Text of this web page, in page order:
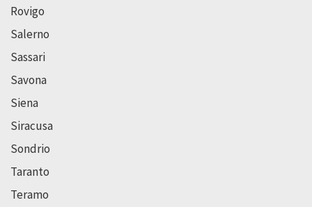
Rovigo
Salerno
Sassari
Savona
Siena
Siracusa
Sondrio
Taranto
Teramo